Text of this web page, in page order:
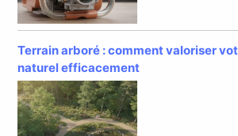
Terrain arboré : comment valoriser
naturel efficacement